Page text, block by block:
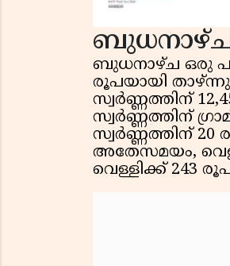
ബുധനാഴ്ച ഒരു
രൂപയായി
സ്വർണ്ണത്തിന്
സ്വർണ്ണത്തിന്
സ്വർണ്ണത്തിന്
അതേസമയം,
വെള്ളിക്ക് 243